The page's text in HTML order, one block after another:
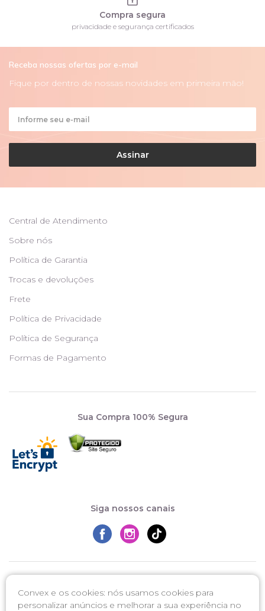
Convex e os cookies: nós usamos cookies para
personalizar anúncios e melhorar a sua experiência no
Compra segura
privacidade e segurança certificados
Receba nossas ofertas por e-mail
Fique por dentro de nossas novidades em primeira mão!
Assinar
Central de Atendimento
Sobre nós
Política de Garantia
Trocas e devoluções
Frete
Política de Privacidade
Política de Segurança
Formas de Pagamento
Sua Compra 100% Segura
Siga nossos canais